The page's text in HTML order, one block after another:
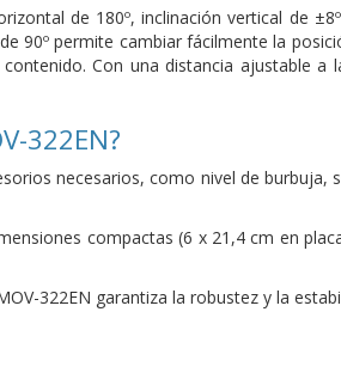
de 180º, inclinación vertical de
90º permite cambiar fácilmente la
Con una distancia ajustable
322EN?
necesarios, como nivel de
compactas (6 x 21,4 cm en
322EN garantiza la robustez y la